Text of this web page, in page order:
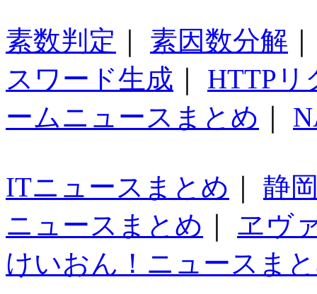
素数判定 素因数分解
スワード生成
HTTPリ
ームニュースまとめ
ITニュースまとめ
静
ニュースまとめ
ヱヴ
けいおん！ニュースま